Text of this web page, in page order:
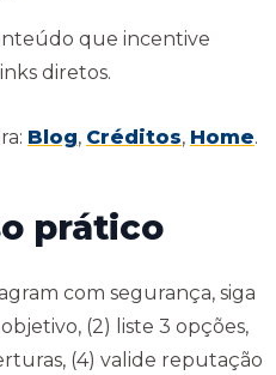
que incentive
diretos.
Blog, Créditos, Home.
prático
com segurança, siga
(2) liste 3 opções,
(4) valide reputação